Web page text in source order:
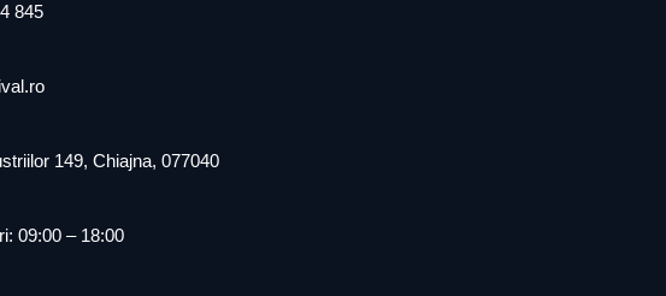
845
149, Chiajna, 077040
09:00 – 18:00